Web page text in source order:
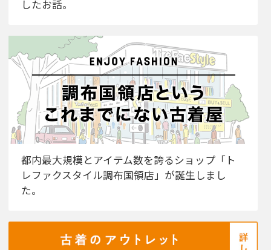
したお話。
都内最大規模とアイテム数を誇るショップ「ト
レファクスタイル調布国領店」が誕生しまし
た。